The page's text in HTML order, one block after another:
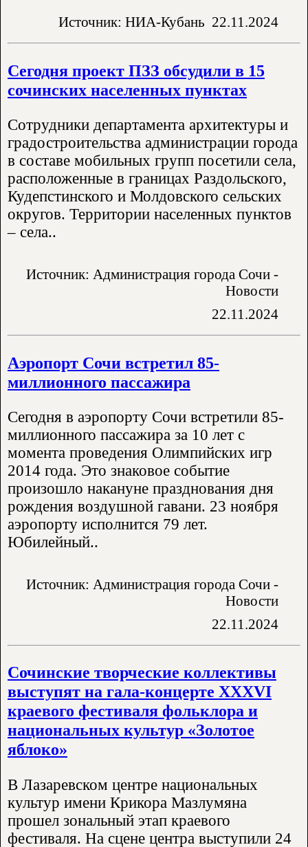
Источник: НИА-Кубань 22.11.2024
Сегодня проект ПЗЗ обсудили в 15
сочинских населенных пунктах
Сотрудники департамента архитектуры и
градостроительства администрации города
в составе мобильных групп посетили села,
расположенные в границах Раздольского,
Кудепстинского и Молдовского сельских
округов. Территории населенных пунктов
– села..
Источник: Администрация города Сочи -
Новости
22.11.2024
Аэропорт Сочи встретил 85-
миллионного пассажира
Сегодня в аэропорту Сочи встретили 85-
миллионного пассажира за 10 лет с
момента проведения Олимпийских игр
2014 года. Это знаковое событие
произошло накануне празднования дня
рождения воздушной гавани. 23 ноября
аэропорту исполнится 79 лет.
Юбилейный..
Источник: Администрация города Сочи -
Новости
22.11.2024
Сочинские творческие коллективы
выступят на гала-концерте XXXVI
краевого фестиваля фольклора и
национальных культур «Золотое
яблоко»
В Лазаревском центре национальных
культур имени Крикора Мазлумяна
прошел зональный этап краевого
фестиваля. На сцене центра выступили 24